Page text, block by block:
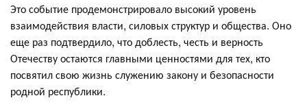
Это событие продемонстрировало высокий уровень
взаимодействия власти, силовых структур и общества. Оно
еще раз подтвердило, что доблесть, честь и верность
Отечеству остаются главными ценностями для тех, кто
посвятил свою жизнь служению закону и безопасности
родной республики.